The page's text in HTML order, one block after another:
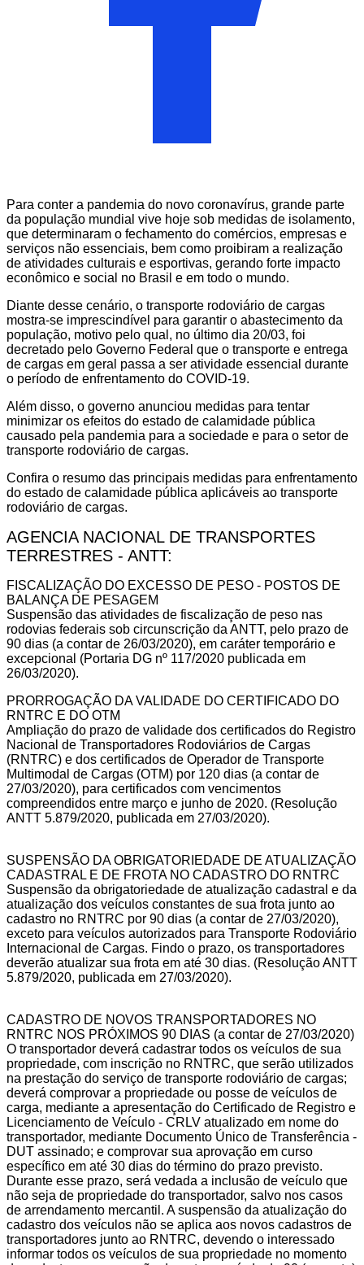
Para conter a pandemia do novo coronavírus, grande parte
da população mundial vive hoje sob medidas de isolamento,
que determinaram o fechamento do comércios, empresas e
serviços não essenciais, bem como proibiram a realização
de atividades culturais e esportivas, gerando forte impacto
econômico e social no Brasil e em todo o mundo.
Diante desse cenário, o transporte rodoviário de cargas
mostra-se imprescindível para garantir o abastecimento da
população, motivo pelo qual, no último dia 20/03, foi
decretado pelo Governo Federal que o transporte e entrega
de cargas em geral passa a ser atividade essencial durante
o período de enfrentamento do COVID-19.
Além disso, o governo anunciou medidas para tentar
minimizar os efeitos do estado de calamidade pública
causado pela pandemia para a sociedade e para o setor de
transporte rodoviário de cargas.
Confira o resumo das principais medidas para enfrentamento
do estado de calamidade pública aplicáveis ao transporte
rodoviário de cargas.
AGENCIA NACIONAL DE TRANSPORTES
TERRESTRES - ANTT:
FISCALIZAÇÃO DO EXCESSO DE PESO - POSTOS DE
BALANÇA DE PESAGEM
Suspensão das atividades de fiscalização de peso nas
rodovias federais sob circunscrição da ANTT, pelo prazo de
90 dias (a contar de 26/03/2020), em caráter temporário e
excepcional (Portaria DG nº 117/2020 publicada em
26/03/2020).
PRORROGAÇÃO DA VALIDADE DO CERTIFICADO DO
RNTRC E DO OTM
Ampliação do prazo de validade dos certificados do Registro
Nacional de Transportadores Rodoviários de Cargas
(RNTRC) e dos certificados de Operador de Transporte
Multimodal de Cargas (OTM) por 120 dias (a contar de
27/03/2020), para certificados com vencimentos
compreendidos entre março e junho de 2020. (Resolução
ANTT 5.879/2020, publicada em 27/03/2020).
SUSPENSÃO DA OBRIGATORIEDADE DE ATUALIZAÇÃO
CADASTRAL E DE FROTA NO CADASTRO DO RNTRC
Suspensão da obrigatoriedade de atualização cadastral e da
atualização dos veículos constantes de sua frota junto ao
cadastro no RNTRC por 90 dias (a contar de 27/03/2020),
exceto para veículos autorizados para Transporte Rodoviário
Internacional de Cargas. Findo o prazo, os transportadores
deverão atualizar sua frota em até 30 dias. (Resolução ANTT
5.879/2020, publicada em 27/03/2020).
CADASTRO DE NOVOS TRANSPORTADORES NO
RNTRC NOS PRÓXIMOS 90 DIAS (a contar de 27/03/2020)
O transportador deverá cadastrar todos os veículos de sua
propriedade, com inscrição no RNTRC, que serão utilizados
na prestação do serviço de transporte rodoviário de cargas;
deverá comprovar a propriedade ou posse de veículos de
carga, mediante a apresentação do Certificado de Registro e
Licenciamento de Veículo - CRLV atualizado em nome do
transportador, mediante Documento Único de Transferência -
DUT assinado; e comprovar sua aprovação em curso
específico em até 30 dias do término do prazo previsto.
Durante esse prazo, será vedada a inclusão de veículo que
não seja de propriedade do transportador, salvo nos casos
de arrendamento mercantil. A suspensão da atualização do
cadastro dos veículos não se aplica aos novos cadastros de
transportadores junto ao RNTRC, devendo o interessado
informar todos os veículos de sua propriedade no momento